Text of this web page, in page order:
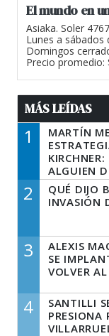
El mundo en
Asiaka. Soler
Lunes a sábados
Domingos
Precio promedio:
MÁS LEÍDAS
1
MARTÍN
ALGUIEN
DECIR A
TIENE
2
QUÉ DIJO
INVASIÓN
3
ALEXIS
SE
VOLVER
4
SANTILLI
PRESIONA